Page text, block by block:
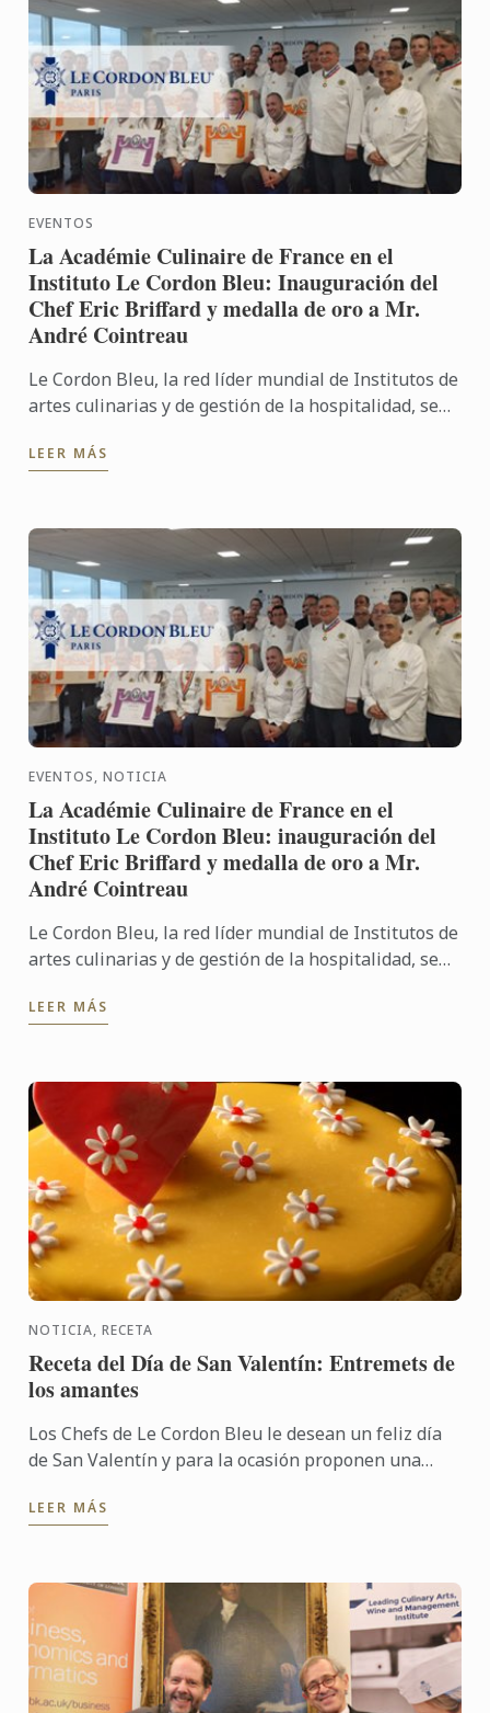
EVENTOS
La Académie Culinaire de France en el
Instituto Le Cordon Bleu: Inauguración del
Chef Eric Briffard y medalla de oro a Mr.
André Cointreau
Le Cordon Bleu, la red líder mundial de Institutos de
artes culinarias y de gestión de la hospitalidad, se
Culinaire ...
LEER MÁS
EVENTOS, NOTICIA
La Académie Culinaire de France en el
Instituto Le Cordon Bleu: inauguración del
Chef Eric Briffard y medalla de oro a Mr.
André Cointreau
Le Cordon Bleu, la red líder mundial de Institutos de
artes culinarias y de gestión de la hospitalidad, se
Culinaire ...
LEER MÁS
NOTICIA, RECETA
Receta del Día de San Valentín: Entremets de
los amantes
Los Chefs de Le Cordon Bleu le desean un feliz día
de San Valentín y para la ocasión proponen una
por el ...
LEER MÁS